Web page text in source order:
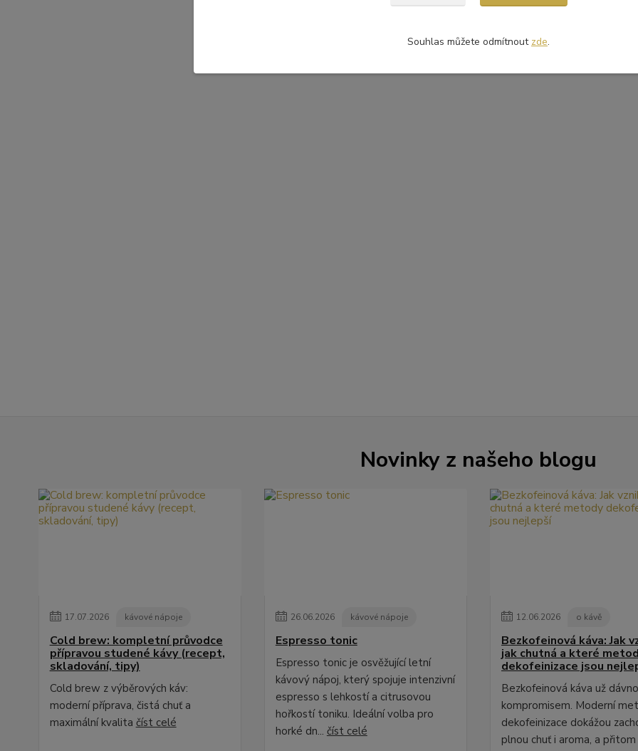
Novinky z našeho blogu
17.07.2026 kávové nápoje
Cold brew: kompletní průvodce
přípravou studené kávy (recept,
skladování, tipy)
Cold brew z výběrových káv:
moderní příprava, čistá chuť a
maximální kvalita číst celé
26.06.2026 kávové nápoje
Espresso tonic
Espresso tonic je osvěžující letní
kávový nápoj, který spojuje intenzivní
espresso s lehkostí a citrusovou
hořkostí toniku. Ideální volba pro
horké dn... číst celé
12.06.2026 o kávě
Bezkofeinová káva: Jak
jak chutná a které
dekofeinizace jsou
Bezkofeinová káva už
kompromisem. Moderní
dekofeinizace dokážou
plnou chuť i aroma, a přitom
Souhlas můžete odmítnout zde.